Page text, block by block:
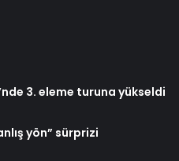
3. eleme turuna yükseldi
yön” sürprizi